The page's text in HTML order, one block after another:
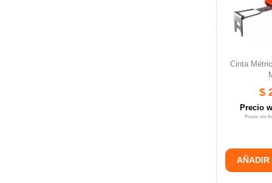
Cinta
$
Precio
Precio sin
AÑADIR